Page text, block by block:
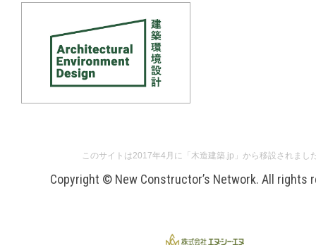
このサイトは2017年4月に「木造建築.jp」から移設されまし
Copyright © New Constructor’s Network. All rights